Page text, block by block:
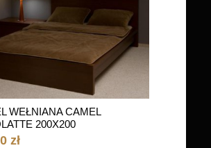
WEŁNIANA CAMEL
200X200
zł